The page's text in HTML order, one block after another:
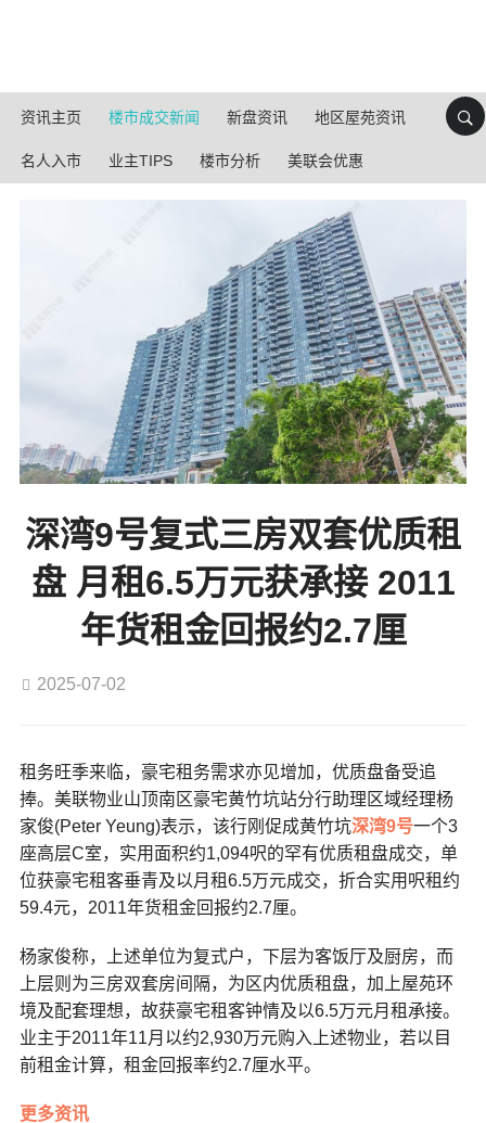
资讯主页 楼市成交新闻 新盘资讯 地区屋苑资讯
名人入市 业主TIPS 楼市分析 美联会优惠
深湾9号复式三房双套优质租
盘 月租6.5万元获承接 2011
年货租金回报约2.7厘
2025-07-02
租务旺季来临，豪宅租务需求亦见增加，优质盘备受追
捧。美联物业山顶南区豪宅黄竹坑站分行助理区域经理杨
家俊(Peter Yeung)表示，该行刚促成黄竹坑深湾9号一个3
座高层C室，实用面积约1,094呎的罕有优质租盘成交，单
位获豪宅租客垂青及以月租6.5万元成交，折合实用呎租约
59.4元，2011年货租金回报约2.7厘。
杨家俊称，上述单位为复式户，下层为客饭厅及厨房，而
上层则为三房双套房间隔，为区内优质租盘，加上屋苑环
境及配套理想，故获豪宅租客钟情及以6.5万元月租承接。
业主于2011年11月以约2,930万元购入上述物业，若以目
前租金计算，租金回报率约2.7厘水平。
更多资讯